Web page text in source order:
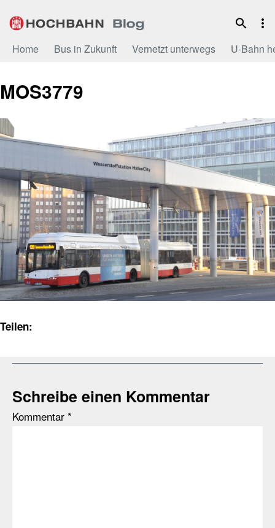
Inhalt
Home Bus in Zukunft Vernetzt unterwegs U-Bahn
MOS3779
Teilen:
Schreibe einen Kommentar
Kommentar *